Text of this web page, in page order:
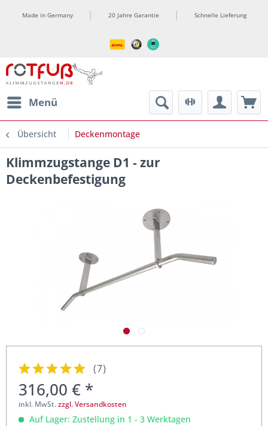
Made in Germany 20 Jahre Garantie Schnelle Lieferung
Menü
Übersicht Deckenmontage
Klimmzugstange D1 - zur
Deckenbefestigung
(7)
316,00 € *
inkl. MwSt.zzgl. Versandkosten
Auf Lager: Zustellung in 1 - 3 Werktagen